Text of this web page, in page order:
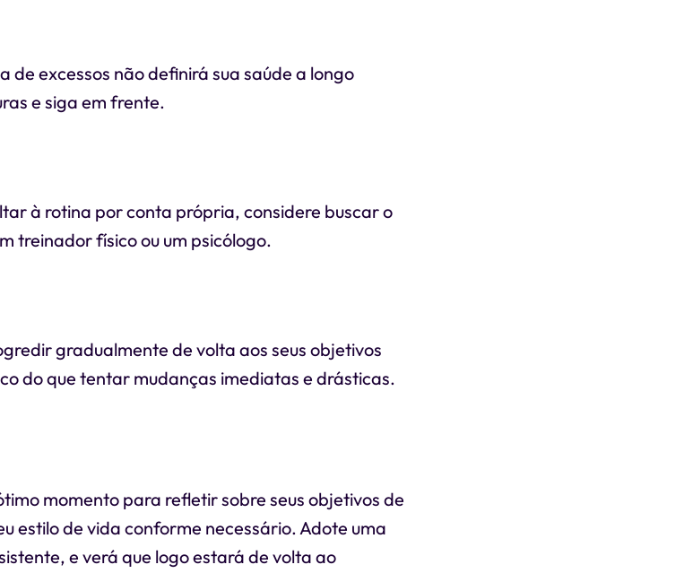
de excessos não definirá sua saúde a longo
e siga em frente.
à rotina por conta própria, considere buscar o
treinador físico ou um psicólogo.
gradualmente de volta aos seus objetivos
do que tentar mudanças imediatas e drásticas.
momento para refletir sobre seus objetivos de
estilo de vida conforme necessário. Adote uma
e verá que logo estará de volta ao